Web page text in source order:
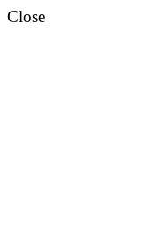
Close